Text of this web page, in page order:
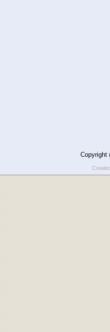
Copyright